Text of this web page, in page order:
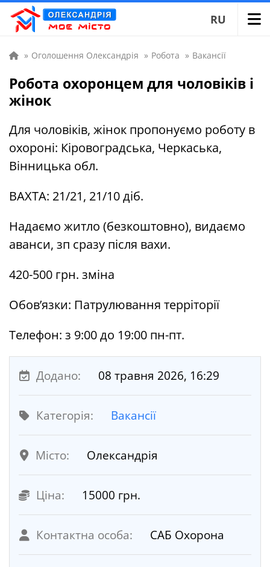
RU
» Оголошення Олександрія » Робота » Вакансії
Робота охоронцем для чоловіків і
жінок
Для чоловіків, жінок пропонуємо роботу в
охороні: Кіровоградська, Черкаська,
Вінницька обл.
ВАХТА: 21/21, 21/10 діб.
Надаємо житло (безкоштовно), видаємо
аванси, зп сразу після вахи.
420-500 грн. зміна
Обов’язки: Патрулювання терріторії
Телефон: з 9:00 до 19:00 пн-пт.
Додано: 08 травня 2026, 16:29
Категорія: Вакансії
Місто: Олександрія
Ціна: 15000 грн.
Контактна особа: САБ Охорона